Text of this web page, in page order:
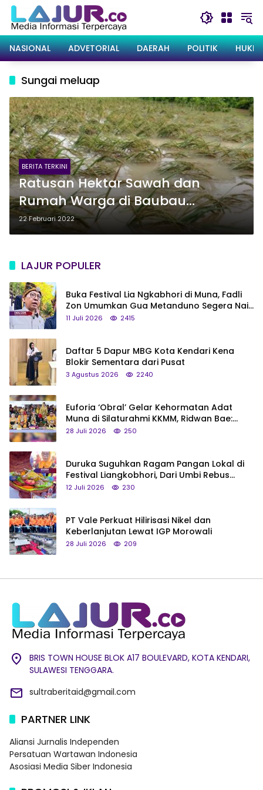
Langsung
konten
NASIONAL
ADVETORIAL DAERAH POLITIK
Sungai meluap
BERITA TERKINI
Ratusan Hektar Sawah dan
Rumah Warga di Baubau
Terendam Banjir
22 Februari 2022
LAJUR POPULER
Buka Festival Lia Ngkabhori di Muna, Fadli
Zon Umumkan Gua Metanduno Segera Naik
Status Jadi Cagar Budaya Nasional
11 Juli 2026 2415
Daftar 5 Dapur MBG Kota Kendari Kena
Blokir Sementara dari Pusat
3 Agustus 2026 2240
Euforia ‘Obral’ Gelar Kehormatan Adat
Muna di Silaturahmi KKMM, Ridwan Bae:
Saya Bukan Tipe Begitu, Belum Pantas!
28 Juli 2026 250
Duruka Suguhkan Ragam Pangan Lokal di
Festival Liangkobhori, Dari Umbi Rebus
hingga Tumpeng Beras Muna
12 Juli 2026 230
PT Vale Perkuat Hilirisasi Nikel dan
Keberlanjutan Lewat IGP Morowali
28 Juli 2026 209
BRIS TOWN HOUSE BLOK A17 BOULEVARD, KOTA KENDARI,
SULAWESI TENGGARA.
sultraberitaid@gmail.com
PARTNER LINK
Aliansi Jurnalis Independen
Persatuan Wartawan Indonesia
Asosiasi Media Siber Indonesia